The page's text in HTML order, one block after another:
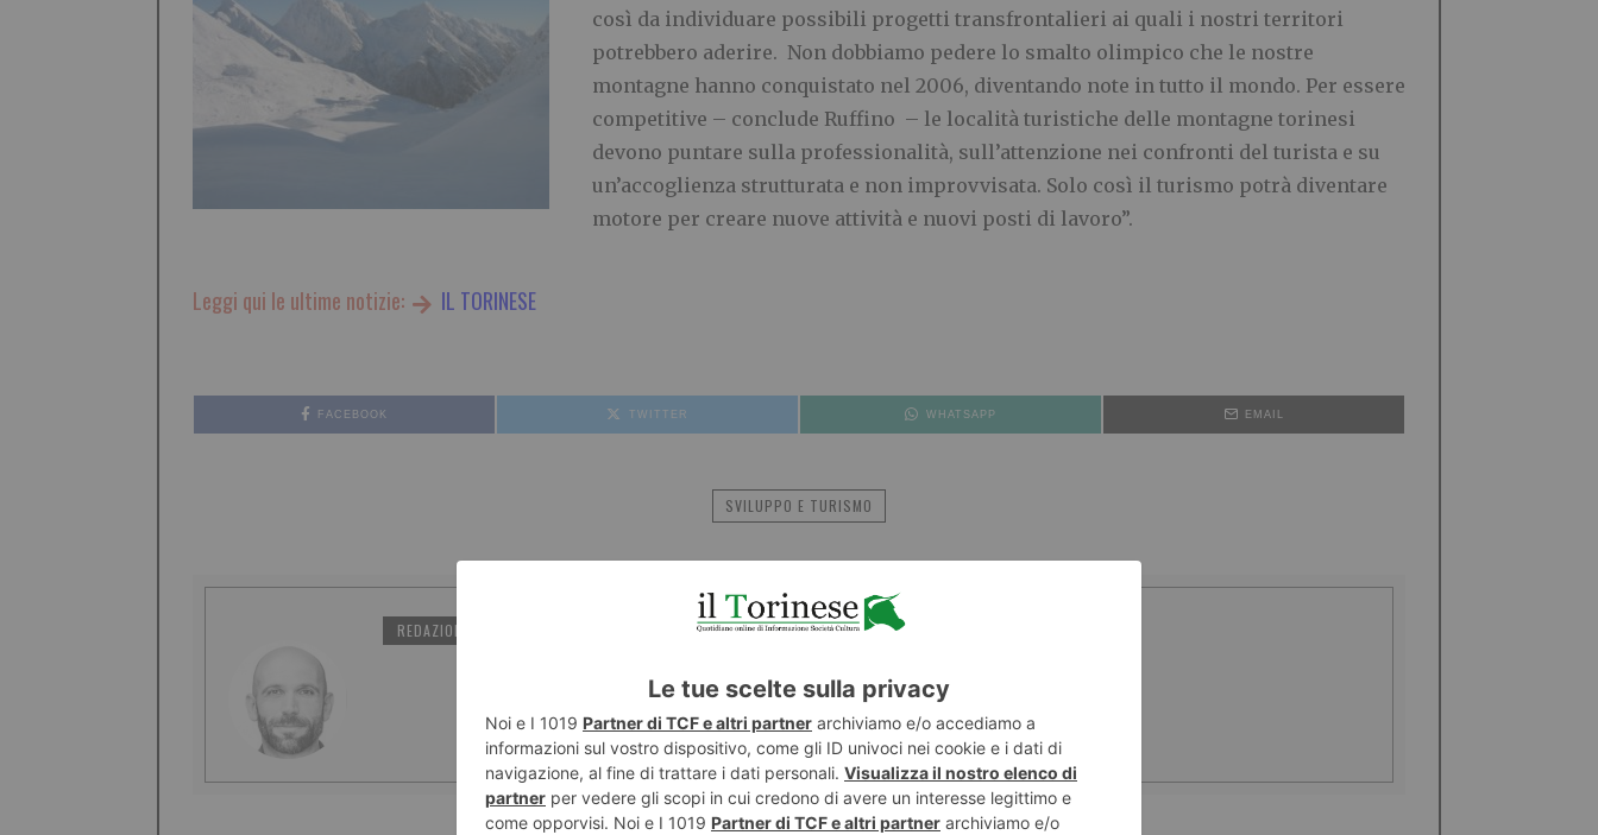
così da individuare possibili progetti transfrontalieri ai quali i nostri territori
potrebbero aderire. Non dobbiamo pedere lo smalto olimpico che le nostre
montagne hanno conquistato nel 2006, diventando note in tutto il mondo. Per essere
competitive – conclude Ruffino – le località turistiche delle montagne torinesi
devono puntare sulla professionalità, sull’attenzione nei confronti del turista e su
un’accoglienza strutturata e non improvvisata. Solo così il turismo potrà diventare
motore per creare nuove attività e nuovi posti di lavoro”.
Leggi qui le ultime notizie: IL TORINESE
FACEBOOK TWITTER WHATSAPP EMAIL
SVILUPPO E TURISMO
REDAZIONE IL TORINESE